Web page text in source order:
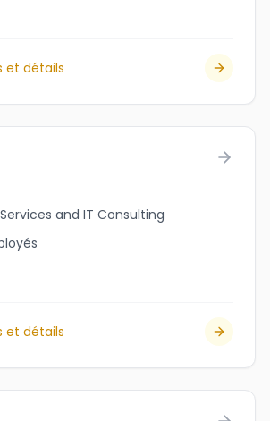
et détails
and IT Consulting
et détails